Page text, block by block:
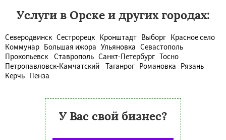
Услуги в Орске и других городах:
Северодвинск Сестрорецк Кронштадт Выборг Красное село
Коммунар Большая ижора Ульяновка Севастополь
Прокопьевск
Ставрополь Санкт-Петербург Тосно
Петропавловск-Камчатский
Таганрог Романовка Рязань
Керчь Пенза
У Вас свой бизнес?